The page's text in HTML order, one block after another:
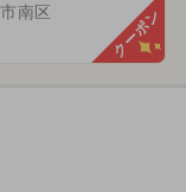
南区 クーポン